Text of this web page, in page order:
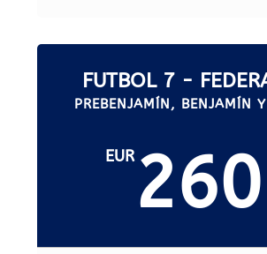
FUTBOL 7 -
PREBENJAMÍN, BENJAMÍN
EUR260